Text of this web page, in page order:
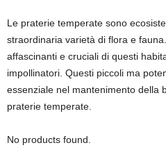
Le praterie temperate sono
straordinaria varietà di flora e
affascinanti e cruciali di questi
impollinatori. Questi piccoli ma
essenziale nel mantenimento della
praterie temperate.
No products found.